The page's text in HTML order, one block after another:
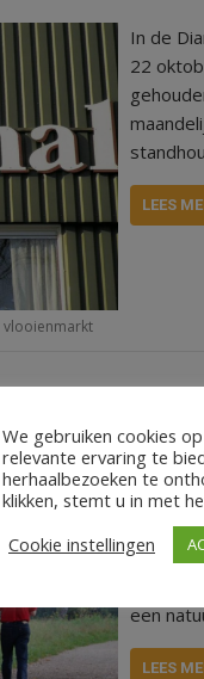
In de
22
LEES
vlooienmarkt
is
een
LEES
We gebruiken cookies
relevante ervaring te
herhaalbezoeken te
klikken, stemt u in met
Cookie instellingen